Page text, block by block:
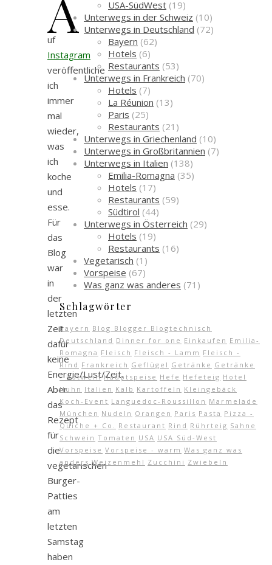
uf
Instagram
veröffentliche
ich
immer
mal
wieder,
was
ich
koche
und
esse.
Für
das
Blog
war
in
der
letzten
Zeit
dafür
keine
Energie/Lust/Zeit.
Aber
das
Rezept
für
die
vegetarischen
Burger-
Patties
am
letzten
Samstag
haben
USA-SüdWest (19)
Unterwegs in der Schweiz (10)
Unterwegs in Deutschland (72)
Bayern (62)
Hotels (6)
Restaurants (53)
Unterwegs in Frankreich (70)
Hotels (7)
La Réunion (13)
Paris (25)
Restaurants (21)
Unterwegs in Griechenland (10)
Unterwegs in Großbritannien (7)
Unterwegs in Italien (138)
Emilia-Romagna (35)
Hotels (17)
Restaurants (59)
Südtirol (44)
Unterwegs in Österreich (29)
Hotels (19)
Restaurants (16)
Vegetarisch (1)
Vorspeise (67)
Was ganz was anderes (71)
Schlagwörter
Bayern Blog Blogger Blogtechnisch
Deutschland Dinner for one Einkaufen Emilia-
Romagna Fleisch Fleisch - Lamm Fleisch -
Rind Frankreich Geflügel Getränke Getränke
- Rotwein Hauptspeise Hefe Hefeteig Hotel
Huhn Italien Kalb Kartoffeln Kleingebäck
Koch-Event Languedoc-Roussillon Marmelade
München Nudeln Orangen Paris Pasta Pizza -
Quiche + Co.
Restaurant Rind Rührteig Sahne
Schwein Tomaten USA USA Süd-West
Vorspeise Vorspeise - warm Was ganz was
anders Weizenmehl Zucchini Zwiebeln